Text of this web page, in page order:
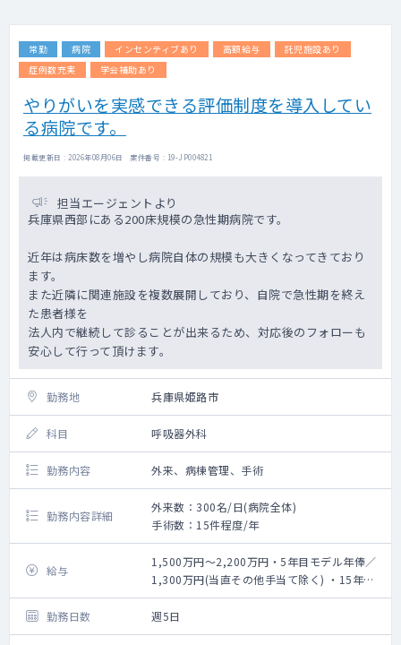
常勤 病院 インセンティブあり 高額給与
託児施設あり
症例数充実
学会補助あり
やりがいを実感できる評価制度を導入してい
る病院です。
掲載更新日 : 2026年08月06日 案件番号 : 19-JP004821
担当エージェントより
兵庫県西部にある200床規模の急性期病院です。
近年は病床数を増やし病院自体の規模も大きくなってきており
ます。
また近隣に関連施設を複数展開しており、自院で急性期を終え
た患者様を
法人内で継続して診ることが出来るため、対応後のフォローも
安心して行って頂けます。
勤務地 兵庫県姫路市
科目 呼吸器外科
勤務内容 外来、病棟管理、手術
勤務内容詳細
外来数：300名/日(病院全体)
手術数：15件程度/年
給与
1,500万円～2,200万円・5年目モデル年俸／
1,300万円(当直その他手当て除く) ・15年目
モデル年俸／1,700万円(当直その他手当て除
く)
勤務日数 週5日